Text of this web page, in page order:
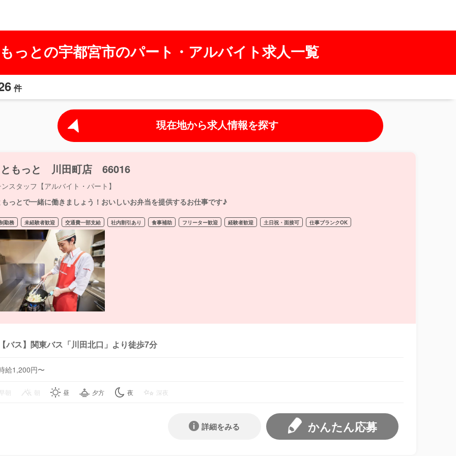
っとの宇都宮市のパート・アルバイト求人一覧
件
現在地から求人情報を探す
もっと 川田町店 66016
スタッフ【アルバイト・パート】
っとで一緒に働きましょう！おいしいお弁当を提供するお仕事です♪
勤務 未経験者歓迎 交通費一部支給 社内割引あり 食事補助 フリーター歓迎 経験者歓迎 土日祝・面接可 仕事ブランクOK
バス】関東バス「川田北口」より徒歩7分
給1,200円〜
朝 朝 昼 夕方 夜 深夜
かんたん応募
詳細をみる